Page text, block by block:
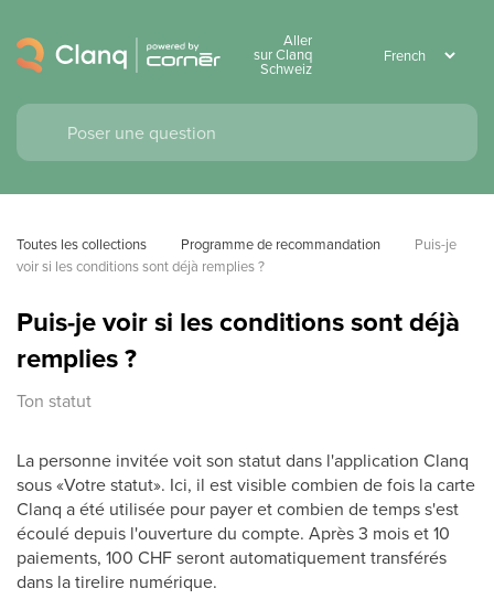
Aller
sur Clanq
Schweiz
Toutes les collections Programme de recommandation
Puis-je
voir si les conditions sont déjà remplies ?
Puis-je voir si les conditions sont déjà
remplies ?
Ton statut
La personne invitée voit son statut dans l'application Clanq
sous «Votre statut». Ici, il est visible combien de fois la carte
Clanq a été utilisée pour payer et combien de temps s'est
écoulé depuis l'ouverture du compte. Après 3 mois et 10
paiements, 100 CHF seront automatiquement transférés
dans la tirelire numérique.